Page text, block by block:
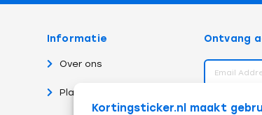
Kortingsticker.nl maakt
Informatie
Over ons
Plakinstructies
Ontvang